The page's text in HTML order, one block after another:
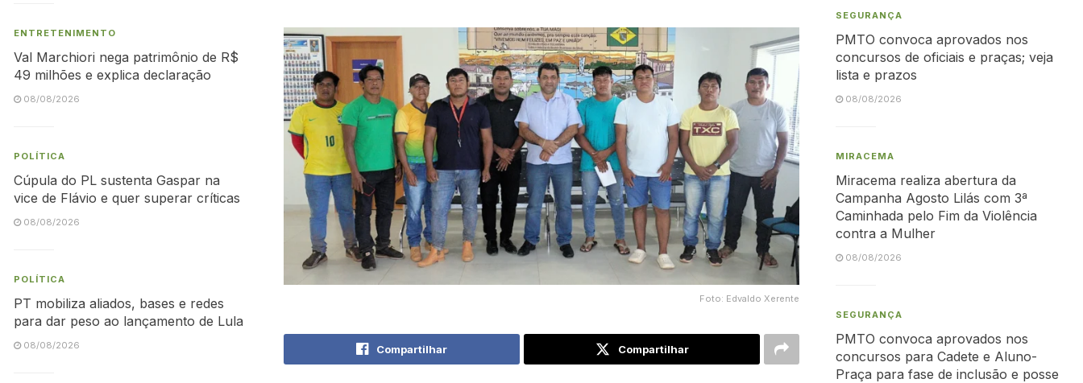
Foto: Edvaldo Xerente
Compartilhar Compartilhar
ENTRETENIMENTO
Val Marchiori nega patrimônio de R$
49 milhões e explica declaração
08/08/2026
POLÍTICA
Cúpula do PL sustenta Gaspar na
vice de Flávio e quer superar críticas
08/08/2026
POLÍTICA
PT mobiliza aliados, bases e redes
para dar peso ao lançamento de Lula
08/08/2026
SEGURANÇA
PMTO convoca aprovados nos
concursos de oficiais e praças; veja
lista e prazos
08/08/2026
MIRACEMA
Miracema realiza abertura da
Campanha Agosto Lilás com 3ª
Caminhada pelo Fim da Violência
contra a Mulher
08/08/2026
SEGURANÇA
PMTO convoca aprovados nos
concursos para Cadete e Aluno-
Praça para fase de inclusão e posse